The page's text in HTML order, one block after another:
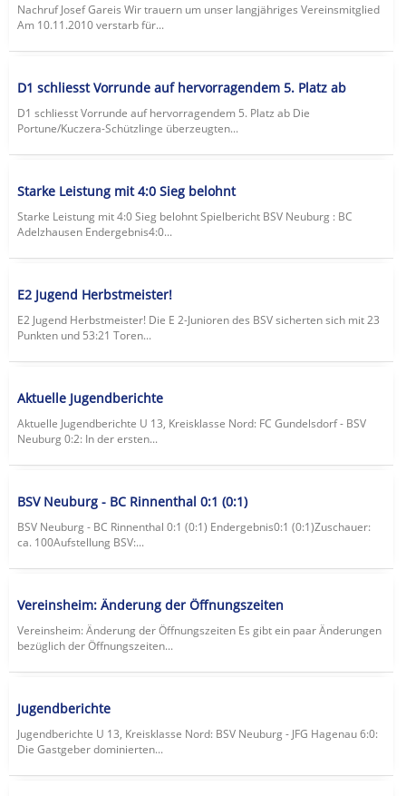
Nachruf Josef Gareis Wir trauern um unser langjähriges Vereinsmitglied
Am 10.11.2010 verstarb für...
D1 schliesst Vorrunde auf hervorragendem 5. Platz ab
D1 schliesst Vorrunde auf hervorragendem 5. Platz ab Die
Portune/Kuczera-Schützlinge überzeugten...
Starke Leistung mit 4:0 Sieg belohnt
Starke Leistung mit 4:0 Sieg belohnt Spielbericht BSV Neuburg : BC
Adelzhausen Endergebnis4:0...
E2 Jugend Herbstmeister!
E2 Jugend Herbstmeister! Die E 2-Junioren des BSV sicherten sich mit 23
Punkten und 53:21 Toren...
Aktuelle Jugendberichte
Aktuelle Jugendberichte U 13, Kreisklasse Nord: FC Gundelsdorf - BSV
Neuburg 0:2: In der ersten...
BSV Neuburg - BC Rinnenthal 0:1 (0:1)
BSV Neuburg - BC Rinnenthal 0:1 (0:1) Endergebnis0:1 (0:1)Zuschauer:
ca. 100Aufstellung BSV:...
Vereinsheim: Änderung der Öffnungszeiten
Vereinsheim: Änderung der Öffnungszeiten Es gibt ein paar Änderungen
bezüglich der Öffnungszeiten...
Jugendberichte
Jugendberichte U 13, Kreisklasse Nord: BSV Neuburg - JFG Hagenau 6:0:
Die Gastgeber dominierten...